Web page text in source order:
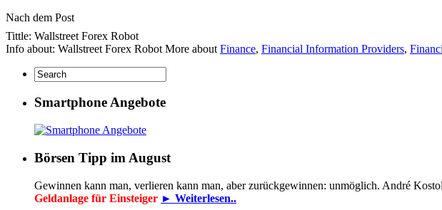
Nach dem Post
Tittle: Wallstreet Forex Robot
Info about: Wallstreet Forex Robot More about Finance, Financial Information Providers,
Smartphone Angebote
Börsen Tipp im August
Gewinnen kann man, verlieren kann man, aber zurückgewinnen: unmöglich. André
Geldanlage für Einsteiger ► Weiterlesen..